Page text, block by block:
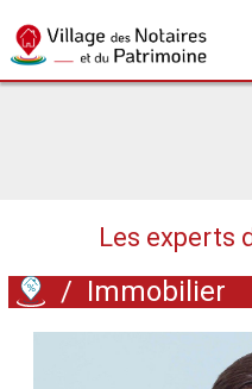
Les experts
/ Immobilier